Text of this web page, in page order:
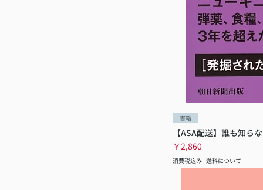
書籍
【ASA配送】誰も知ら
価格
￥2,860
消費税込み |送料について